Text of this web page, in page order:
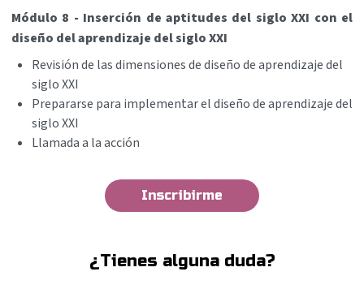
Módulo 8 - Inserción de aptitudes del siglo XXI con el
diseño del aprendizaje del siglo XXI
Revisión de las dimensiones de diseño de aprendizaje del
siglo XXI
Prepararse para implementar el diseño de aprendizaje del
siglo XXI
Llamada a la acción
Inscribirme
¿Tienes alguna duda?